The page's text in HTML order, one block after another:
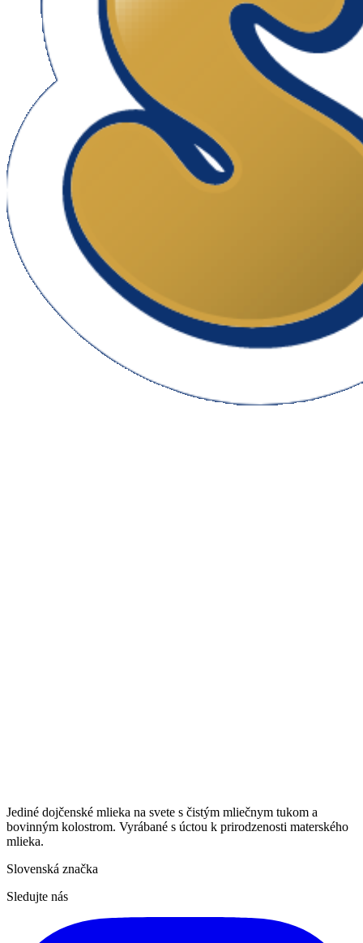
Jediné dojčenské mlieka na svete s čistým mliečnym tukom a
bovinným kolostrom. Vyrábané s úctou k prirodzenosti materského
mlieka.
Slovenská značka
Sledujte nás